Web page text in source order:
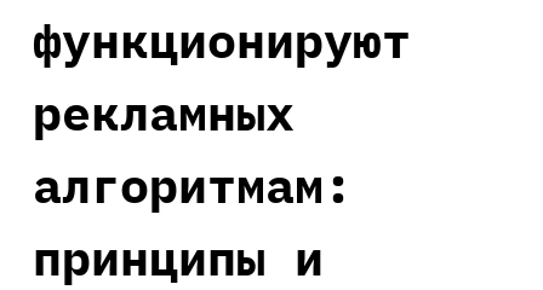
функционируют
рекламных
алгоритмам:
принципы и